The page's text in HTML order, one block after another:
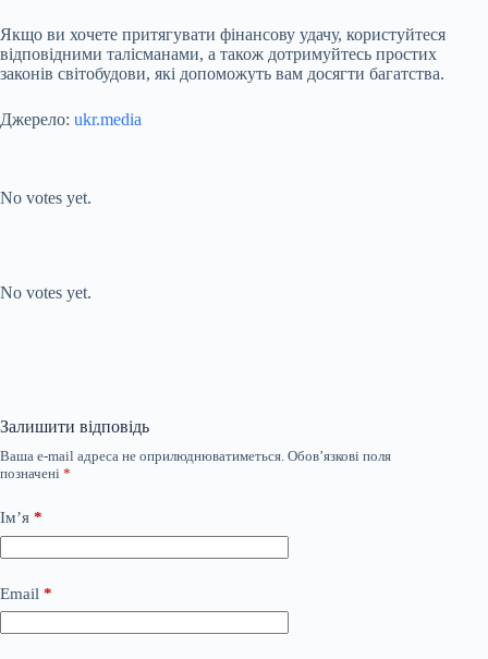
Якщо ви хочете притягувати фінансову удачу, користуйтеся
відповідними талісманами, а також дотримуйтесь простих
законів світобудови, які допоможуть вам досягти багатства.
Джерело: ukr.media
No votes yet.
No votes yet.
Залишити відповідь
Ваша e-mail адреса не оприлюднюватиметься. Обов’язкові поля
позначені *
Ім’я *
Email *